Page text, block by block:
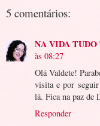
5 comentários:
NA VIDA
às 08:27
Olá Valdete!
visita e por
lá. Fica na paz de
Responder